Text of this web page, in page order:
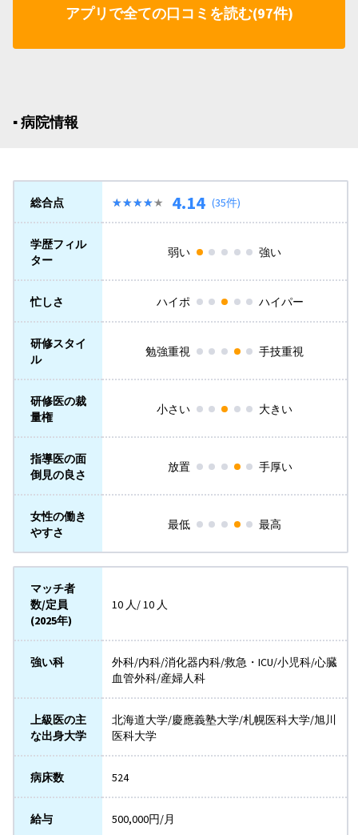
アプリで全ての口コミを読む(97件)
▪︎ 病院情報
総合点 ★★★★★
★★★★★ 4.14 (35件)
学歴フィル
ター
弱い 強い
忙しさ ハイポ ハイパー
研修スタイ
ル
勉強重視 手技重視
研修医の裁
量権
小さい 大きい
指導医の面
倒見の良さ
放置 手厚い
女性の働き
やすさ
最低 最高
マッチ者
数/定員
(2025年)
10 人/ 10 人
強い科
外科/内科/消化器内科/救急・ICU/小児科/心臓
血管外科/産婦人科
上級医の主
な出身大学
北海道大学/慶應義塾大学/札幌医科大学/旭川
医科大学
病床数 524
給与 500,000円/月